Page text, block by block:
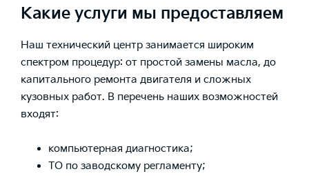
Какие услуги мы предоставляем
Наш технический центр занимается широким
спектром процедур: от простой замены масла, до
капитального ремонта двигателя и сложных
кузовных работ. В перечень наших возможностей
входят:
компьютерная диагностика;
ТО по заводскому регламенту;